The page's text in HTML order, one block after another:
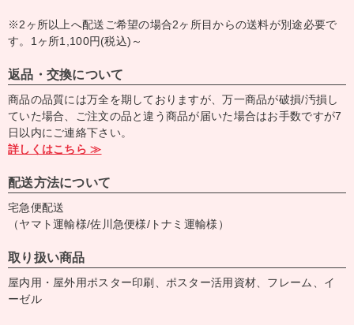
※2ヶ所以上へ配送ご希望の場合2ヶ所目からの送料が別途必要で
す。1ヶ所1,100円(税込)～
返品・交換について
商品の品質には万全を期しておりますが、万一商品が破損/汚損し
ていた場合、ご注文の品と違う商品が届いた場合はお手数ですが7
日以内にご連絡下さい。
詳しくはこちら ≫
配送方法について
宅急便配送
（ヤマト運輸様/佐川急便様/トナミ運輸様）
取り扱い商品
屋内用・屋外用ポスター印刷、ポスター活用資材、フレーム、イ
ーゼル